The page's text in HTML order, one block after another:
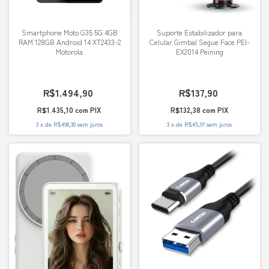
Smartphone Moto G35 5G 4GB
RAM 128GB Android 14 XT2433-2
Motorola
R$1.494,90
R$1.435,10com PIX
3 xde R$498,30 sem juros
Suporte Estabilizador para
Celular Gimbal Segue Face PEI-
EX2014 Peining
R$137,90
R$132,38 com PIX
3 xde R$45,97 sem juros